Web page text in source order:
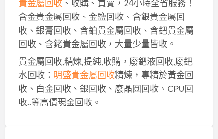
貴金屬回收、收購、買賣，24小時全省服務！
含金貴金屬回收、金鹽回收、含銀貴金屬回
收、銀膏回收、含鉑貴金屬回收、含鈀貴金屬
回收、含銠貴金屬回收，大量少量皆收。
貴金屬回收,精煉,提純,收購，廢鈀液回收,廢鈀
水回收： 明盛貴金屬回收精煉，專精於黃金回
收、白金回收、銀回收、廢晶圓回收、CPU回
收..等高價現金回收。